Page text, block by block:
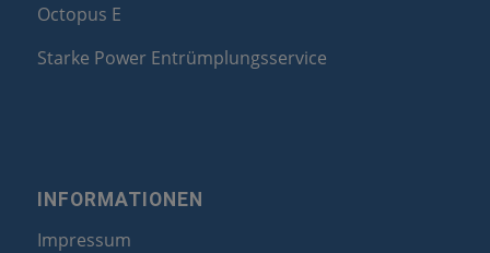
Octopus E
Starke Power Entrümplungsservice
INFORMATIONEN
Impressum